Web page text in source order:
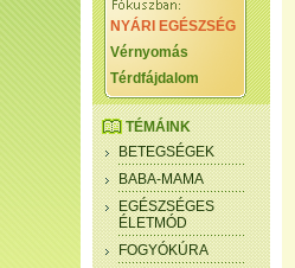
NYÁRI EGÉSZSÉG
Vérnyomás
Térdfájdalom
TÉMÁINK
BETEGSÉGEK
BABA-MAMA
EGÉSZSÉGES
ÉLETMÓD
FOGYÓKÚRA